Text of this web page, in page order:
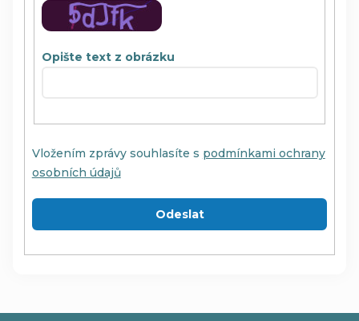
Opište text z obrázku
Vložením zprávy souhlasíte s podmínkami ochrany
osobních údajů
Odeslat